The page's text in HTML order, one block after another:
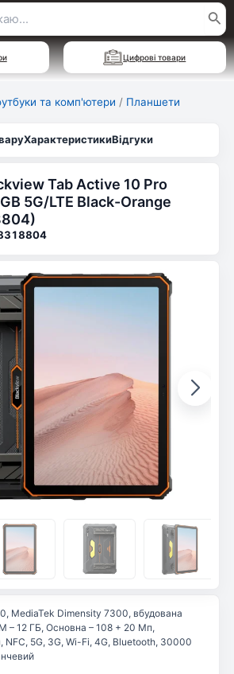
Цифрові товари
та комп'ютери / Планшети
ХарактеристикиВідгуки
Tab Active 10 Pro
5G/LTE Black-Orange
MediaTek Dimensity 7300, вбудована
– 12 ГБ, Основна – 108 + 20 Мп,
5G, 3G, Wi-Fi, 4G, Bluetooth, 30000